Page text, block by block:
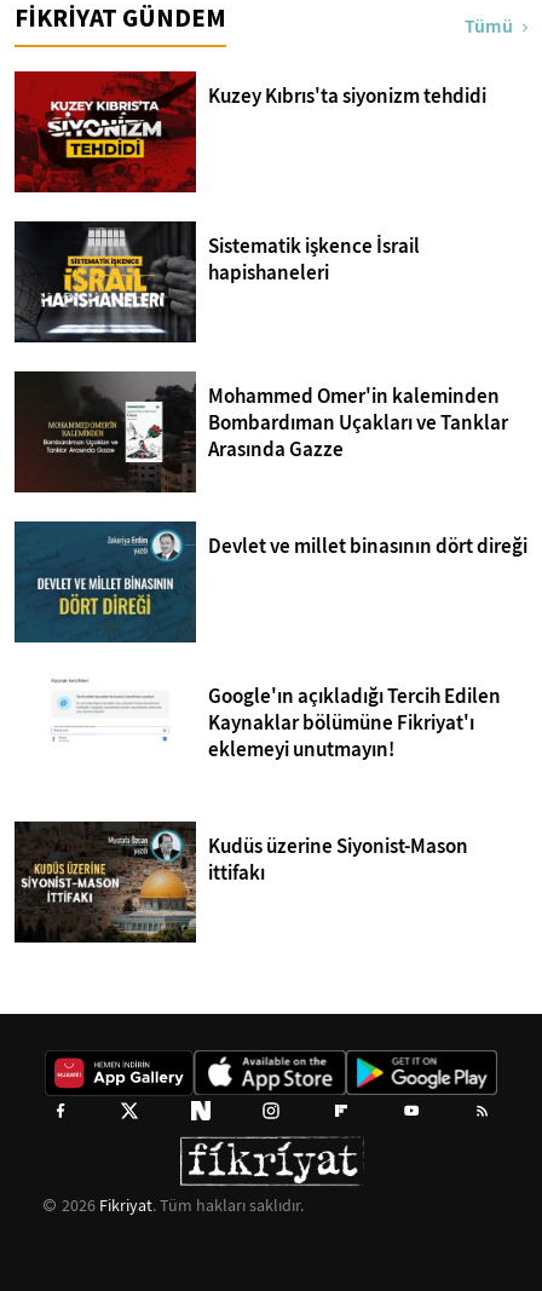
FİKRİYAT GÜNDEM Tümü
Kuzey Kıbrıs'ta siyonizm tehdidi
Sistematik işkence İsrail
hapishaneleri
Mohammed Omer'in kaleminden
Bombardıman Uçakları ve Tanklar
Arasında Gazze
Devlet ve millet binasının dört direği
Google'ın açıkladığı Tercih Edilen
Kaynaklar bölümüne Fikriyat'ı
eklemeyi unutmayın!
Kudüs üzerine Siyonist-Mason
ittifakı
2026 Fikriyat. Tüm hakları saklıdır.